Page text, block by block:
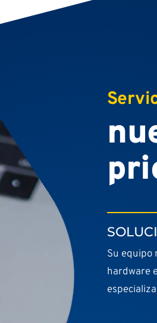
Su equipo
hardware